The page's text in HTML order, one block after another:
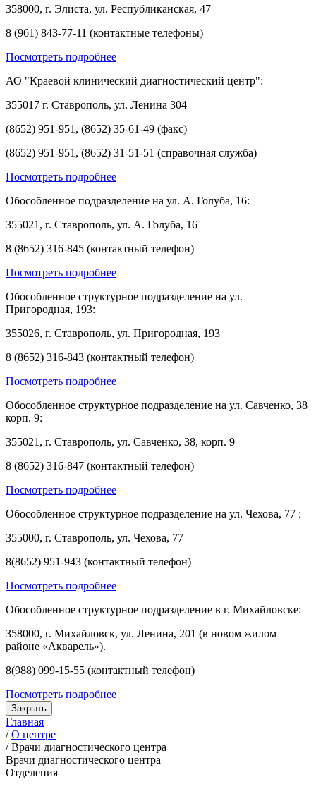
358000, г. Элиста, ул. Республиканская, 47
8 (961) 843-77-11 (контактные телефоны)
Посмотреть подробнее
АО "Краевой клинический диагностический центр":
355017 г. Ставрополь, ул. Ленина 304
(8652) 951-951, (8652) 35-61-49 (факс)
(8652) 951-951, (8652) 31-51-51 (справочная служба)
Посмотреть подробнее
Обособленное подразделение на ул. А. Голуба, 16:
355021, г. Ставрополь, ул. А. Голуба, 16
8 (8652) 316-845 (контактный телефон)
Посмотреть подробнее
Обособленное структурное подразделение на ул.
Пригородная, 193:
355026, г. Ставрополь, ул. Пригородная, 193
8 (8652) 316-843 (контактный телефон)
Посмотреть подробнее
Обособленное структурное подразделение на ул. Савченко, 38
корп. 9:
355021, г. Ставрополь, ул. Савченко, 38, корп. 9
8 (8652) 316-847 (контактный телефон)
Посмотреть подробнее
Обособленное структурное подразделение на ул. Чехова, 77 :
355000, г. Ставрополь, ул. Чехова, 77
8(8652) 951-943 (контактный телефон)
Посмотреть подробнее
Обособленное структурное подразделение в г. Михайловске:
358000, г. Михайловск, ул. Ленина, 201 (в новом жилом
районе «Акварель»).
8(988) 099-15-55 (контактный телефон)
Посмотреть подробнее
Закрыть
Главная
/ О центре
/ Врачи диагностического центра
Врачи диагностического центра
Отделения